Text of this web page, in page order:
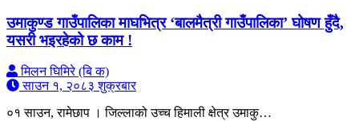
उमाकुण्ड गाउँपालिका माघभित्र ‘बालमैत्री गाउँपालिका’ घोषण हुँदै,
यसरी भइरहेको छ काम !
मिलन घिमिरे (बि क)
साउन १, २०८३ शुक्रबार
०१ साउन, रामेछाप । जिल्लाको उच्च हिमाली क्षेत्र उमाकु…